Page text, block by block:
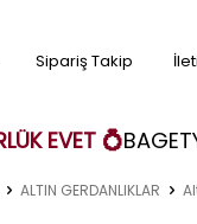
Sipariş Takip
EVET 💍BAGET
ALTIN GERDANLIKLAR